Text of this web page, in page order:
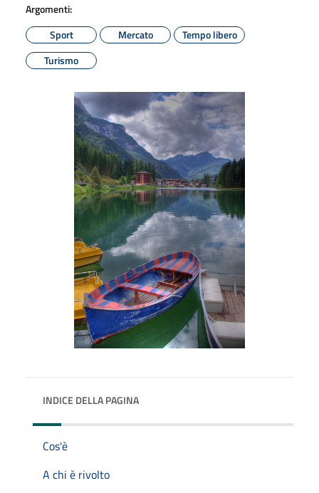
Argomenti:
Sport
Mercato
Tempo libero
Turismo
INDICE DELLA PAGINA
Cos'è
A chi è rivolto